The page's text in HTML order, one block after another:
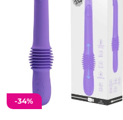
-34%